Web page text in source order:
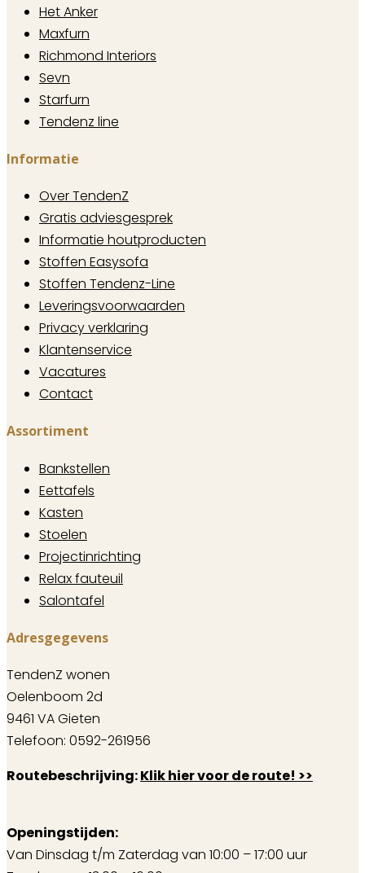
Het Anker
Maxfurn
Richmond Interiors
Sevn
Starfurn
Tendenz line
Informatie
Over TendenZ
Gratis adviesgesprek
Informatie houtproducten
Stoffen Easysofa
Stoffen Tendenz-Line
Leveringsvoorwaarden
Privacy verklaring
Klantenservice
Vacatures
Contact
Assortiment
Bankstellen
Eettafels
Kasten
Stoelen
Projectinrichting
Relax fauteuil
Salontafel
Adresgegevens
TendenZ wonen
Oelenboom 2d
9461 VA Gieten
Telefoon: 0592-261956
Routebeschrijving:Klik hier voor de route! >>
Openingstijden:
Van Dinsdag t/m Zaterdag van 10:00 – 17:00 uur